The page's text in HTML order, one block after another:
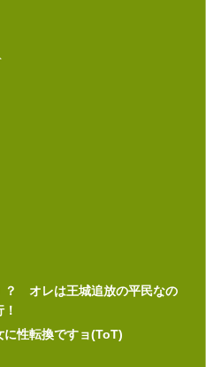
？ オレは王城追放の平民なの
性転換ですョ(ToT)